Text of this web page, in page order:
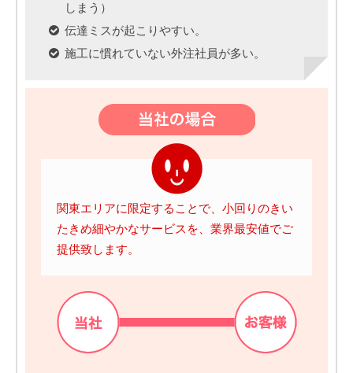
しまう）
伝達ミスが起こりやすい。
施工に慣れていない外注社員が多い。
関東エリアに限定することで、小回りのきい
たきめ細やかなサービスを、業界最安値でご
提供致します。